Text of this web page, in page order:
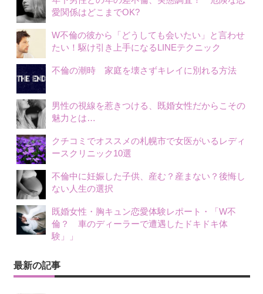
愛関係はどこまでOK?
W不倫の彼から「どうしても会いたい」と言わせ
たい！駆け引き上手になるLINEテクニック
不倫の潮時 家庭を壊さずキレイに別れる方法
男性の視線を惹きつける、既婚女性だからこその
魅力とは…
クチコミでオススメの札幌市で女医がいるレディ
ースクリニック10選
不倫中に妊娠した子供、産む？産まない？後悔し
ない人生の選択
既婚女性・胸キュン恋愛体験レポート・「W不
倫？ 車のディーラーで遭遇したドキドキ体
験」」
最新の記事